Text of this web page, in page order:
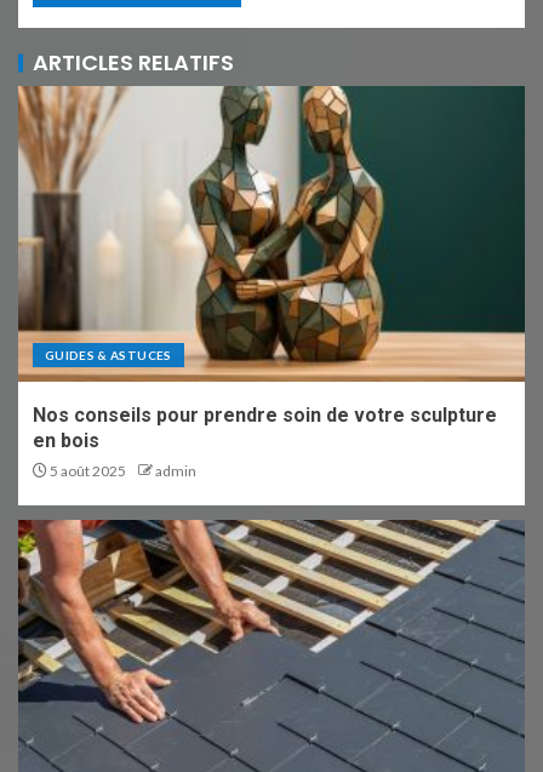
ARTICLES RELATIFS
GUIDES & ASTUCES
Nos conseils pour prendre soin de votre sculpture
en bois
5 août 2025 admin